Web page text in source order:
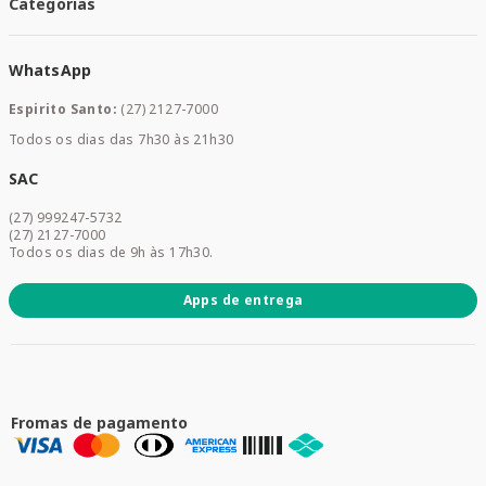
Meus Pedidos
Categorias
Saúde e Bem-estar
Mamães e Bebê
Dermocosméticos
Promoções
WhatsApp
Espirito Santo: (27) 2127-7000
Todos os dias das 7h30 às 21h30
SAC
(27) 999247-5732
(27) 2127-7000
Todos os dias de 9h às 17h30.
Apps de entrega
Fromas de pagamento